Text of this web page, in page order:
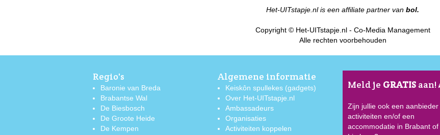
Het-UITstapje.nl is een affiliate partner van bol.
Copyright © Het-UITstapje.nl - Co-Media Management
Alle rechten voorbehouden
Regio's
Baronie van Breda
Brabantse Wal
De Biesbosch
De Groote Heide
De Kempen
Algemene informatie
Keiskôn spullekes (gadgets)
Over Het-UITstapje.nl
Ambassadeurs
Organisaties
Activiteiten koppelen
Meld je GRATIS aan!
Zijn jullie ook een aanbieder
activiteiten en/of een
accommodatie in Brabant of